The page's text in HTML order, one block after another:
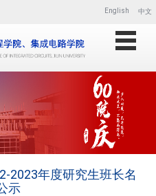
English 中文
2023年度研究生班长名
示